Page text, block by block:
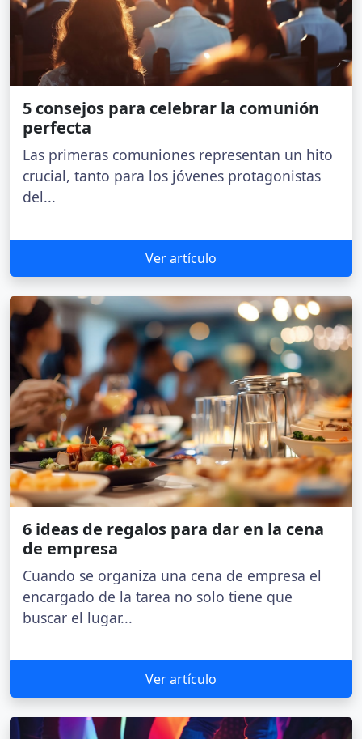
5 consejos para celebrar la comunión
perfecta
Las primeras comuniones representan un hito
crucial, tanto para los jóvenes protagonistas
del...
Ver artículo
6 ideas de regalos para dar en la cena
de empresa
Cuando se organiza una cena de empresa el
encargado de la tarea no solo tiene que
buscar el lugar...
Ver artículo